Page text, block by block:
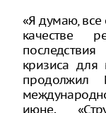
«Я думаю, все
качестве
кризиса для
продолжил
июне.